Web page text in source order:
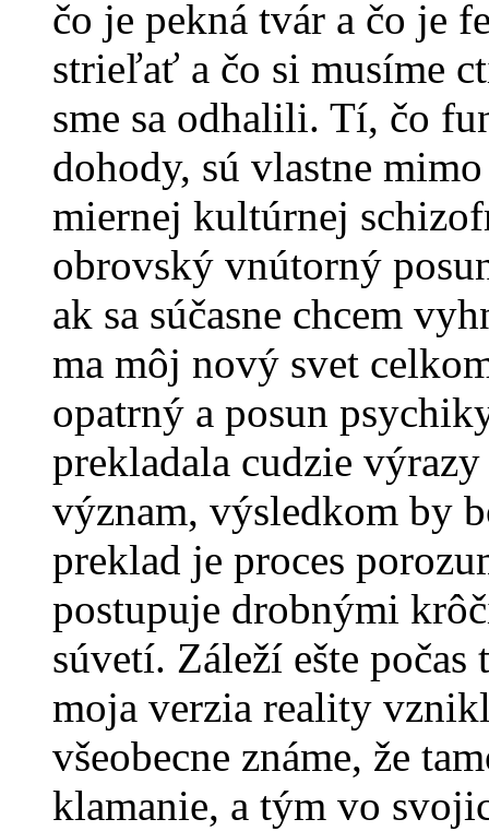
čo je pekná tvár a čo je
strieľať a čo si musíme
sme sa odhalili. Tí, čo
dohody, sú vlastne
miernej kultúrnej
obrovský vnútorný
ak sa súčasne chcem
ma môj nový svet
opatrný a posun
prekladala cudzie
význam, výsledkom by
preklad je proces
postupuje drobnými
súvetí. Záleží ešte
moja verzia reality
všeobecne známe, že
klamanie, a tým vo